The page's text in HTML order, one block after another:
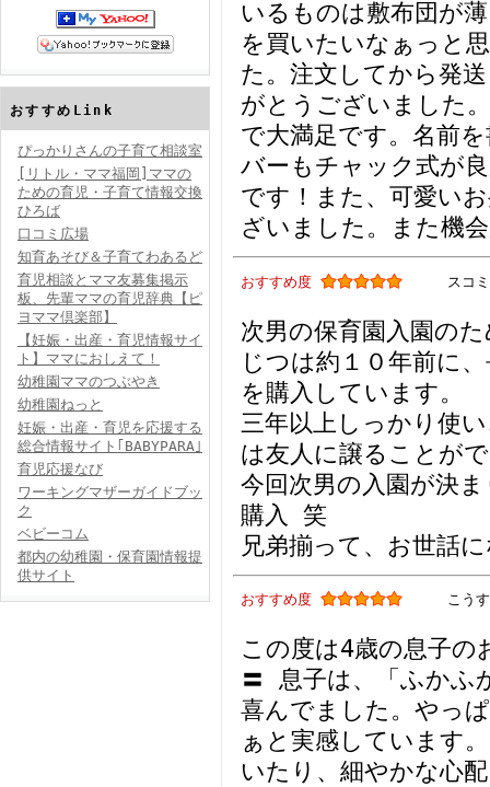
おすすめLink
ぴっかりさんの子育て相談室
[リトル・ママ福岡]ママの
ための育児・子育て情報交換
ひろば
口コミ広場
知育あそび＆子育てわあるど
育児相談とママ友募集掲示
板、先輩ママの育児辞典【ピ
ヨママ倶楽部】
【妊娠・出産・育児情報サイ
ト】ママにおしえて！
幼稚園ママのつぶやき
幼稚園ねっと
妊娠・出産・育児を応援する
総合情報サイト｢BABYPARA｣
育児応援なび
ワーキングマザーガイドブッ
ク
ベビーコム
都内の幼稚園・保育園情報提
供サイト
いるものは敷布団が
を買いたいなぁっと
た。注文してから発
がとうございました
で大満足です。名前
バーもチャック式が
です！また、可愛い
ざいました。また機
おすすめ度 スコ
次男の保育園入園の
じつは約１０年前に
を購入しています。
三年以上しっかり使
は友人に譲ることが
今回次男の入園が決
購入 笑
兄弟揃って、お世話
おすすめ度 こう
この度は4歳の息子の
〓 息子は、「ふかふ
喜んでました。やっ
ぁと実感しています
いたり、細やかな心